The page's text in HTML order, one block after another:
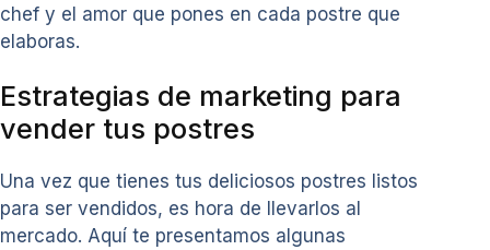
chef y el amor que pones en cada postre que
elaboras.
Estrategias de marketing para
vender tus postres
Una vez que tienes tus deliciosos postres listos
para ser vendidos, es hora de llevarlos al
mercado. Aquí te presentamos algunas